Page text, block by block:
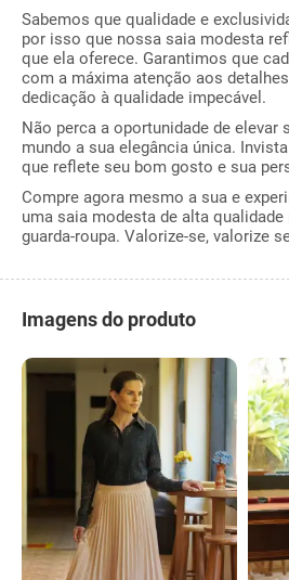
Sabemos que qualidade e
por isso que nossa saia modesta
que ela oferece. Garantimos que
com a máxima atenção aos
dedicação à qualidade impecável.
Não perca a oportunidade de elevar
mundo a sua elegância única.
que reflete seu bom gosto e sua
Compre agora mesmo a sua e
uma saia modesta de alta qualidade
guarda-roupa. Valorize-se, valorize
Imagens do produto